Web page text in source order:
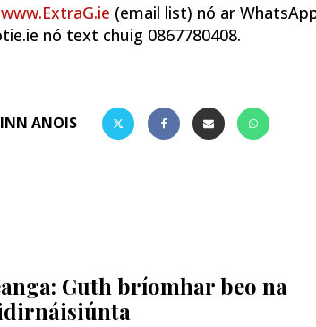
www.ExtraG.ie (email list) nó ar
nó text chuig 0867780408.
ANOIS
Guth bríomhar beo na